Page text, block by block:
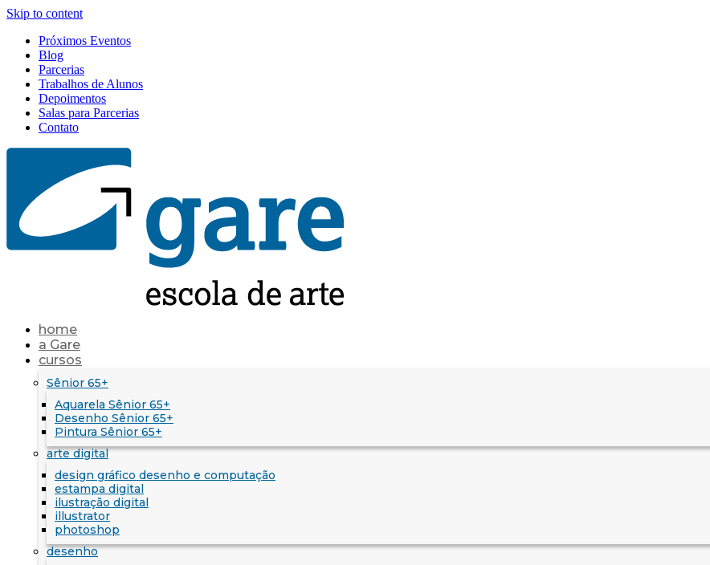
Skip to content
Próximos Eventos
Blog
Parcerias
Trabalhos de Alunos
Depoimentos
Salas para Parcerias
Contato
home
a Gare
cursos
Sênior 65+
Aquarela Sênior 65+
Desenho Sênior 65+
Pintura Sênior 65+
arte digital
design gráfico desenho e computação
estampa digital
ilustração digital
illustrator
photoshop
desenho